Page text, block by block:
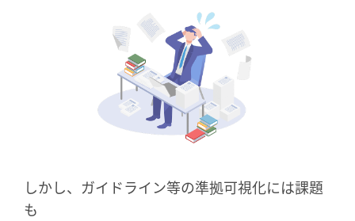
しかし、ガイドライン等の準拠可視化には課題
も